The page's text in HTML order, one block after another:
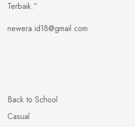
Terbaik.”
newera.id18@gmail.com
Back to School
Casual